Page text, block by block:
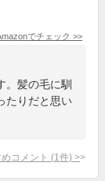
でチェック >>
。髪の毛に馴
たりだと思い
コメント (1 件) >